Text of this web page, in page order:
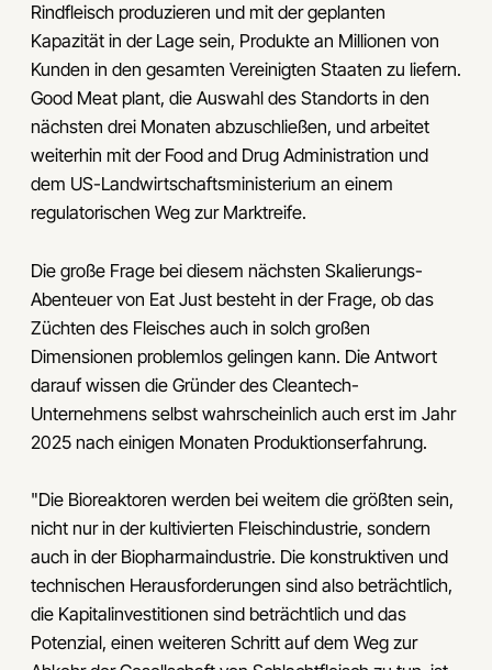
Rindfleisch produzieren und mit der geplanten
Kapazität in der Lage sein, Produkte an Millionen von
Kunden in den gesamten Vereinigten Staaten zu liefern.
Good Meat plant, die Auswahl des Standorts in den
nächsten drei Monaten abzuschließen, und arbeitet
weiterhin mit der Food and Drug Administration und
dem US-Landwirtschaftsministerium an einem
regulatorischen Weg zur Marktreife.
Die große Frage bei diesem nächsten Skalierungs-
Abenteuer von Eat Just besteht in der Frage, ob das
Züchten des Fleisches auch in solch großen
Dimensionen problemlos gelingen kann. Die Antwort
darauf wissen die Gründer des Cleantech-
Unternehmens selbst wahrscheinlich auch erst im Jahr
2025 nach einigen Monaten Produktionserfahrung.
"Die Bioreaktoren werden bei weitem die größten sein,
nicht nur in der kultivierten Fleischindustrie, sondern
auch in der Biopharmaindustrie. Die konstruktiven und
technischen Herausforderungen sind also beträchtlich,
die Kapitalinvestitionen sind beträchtlich und das
Potenzial, einen weiteren Schritt auf dem Weg zur